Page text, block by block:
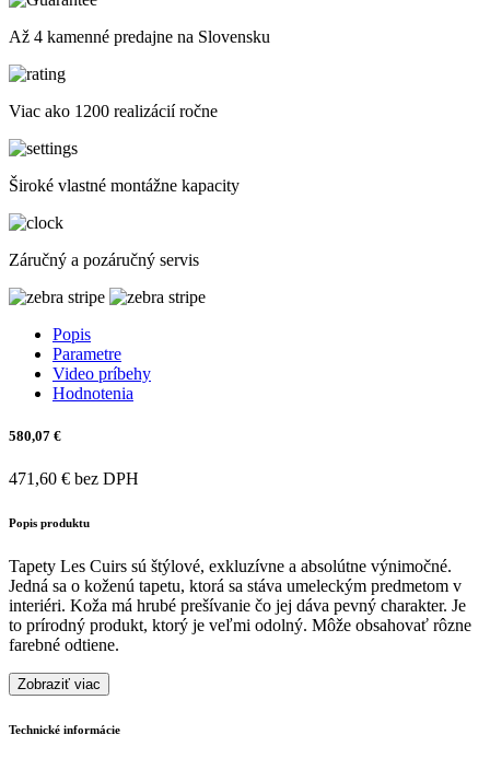
Až 4 kamenné predajne na Slovensku
Viac ako 1200 realizácií ročne
Široké vlastné montážne kapacity
Záručný a pozáručný servis
Popis
Parametre
Video príbehy
Hodnotenia
580,07 €
471,60 € bez DPH
Popis produktu
Tapety Les Cuirs sú štýlové, exkluzívne a absolútne výnimočné.
Jedná sa o koženú tapetu, ktorá sa stáva umeleckým predmetom v
interiéri. Koža má hrubé prešívanie čo jej dáva pevný charakter. Je
to prírodný produkt, ktorý je veľmi odolný. Môže obsahovať rôzne
farebné odtiene.
Zobraziť viac
Technické informácie